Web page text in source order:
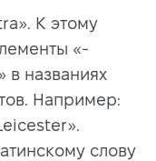
К этому
«-
в названиях
Например:
слову